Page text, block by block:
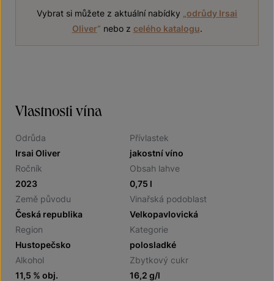
Vybrat si můžete z aktuální nabídky
odrůdy Irsai
Oliver“ nebo z celého katalogu.
Vlastnosti vína
Odrůda
Irsai Oliver
Přívlastek
jakostní víno
Ročník
2023
Obsah lahve
0,75 l
Země původu
Česká republika
Vinařská podoblast
Velkopavlovická
Region
Hustopečsko
Kategorie
polosladké
Alkohol
11,5 % obj.
Zbytkový cukr
16,2 g/l